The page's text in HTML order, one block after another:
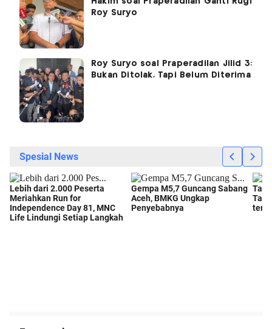
Roy Suryo
Roy Suryo soal Praperadilan Jilid 3:
Bukan Ditolak, Tapi Belum Diterima